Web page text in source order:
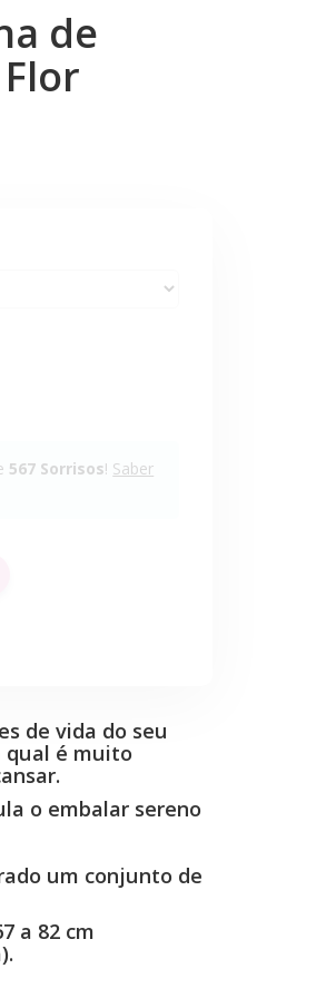
de
567 Sorrisos! Saber
de vida do seu
qual é muito
o embalar sereno
um conjunto de
a 82 cm